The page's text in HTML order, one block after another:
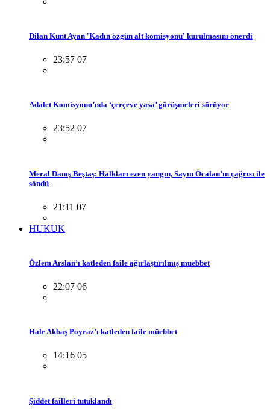
Dilan Kunt Ayan 'Kadın özgün alt komisyonu' kurulmasını önerdi
23:57 07
Adalet Komisyonu’nda ‘çerçeve yasa’ görüşmeleri sürüyor
23:52 07
Meral Danış Beştaş: Halkları ezen yangın, Sayın Öcalan’ın çağrısı ile
söndü
21:11 07
HUKUK
Özlem Arslan’ı katleden faile ağırlaştırılmış müebbet
22:07 06
Hale Akbaş Poyraz’ı katleden faile müebbet
14:16 05
Şiddet failleri tutuklandı